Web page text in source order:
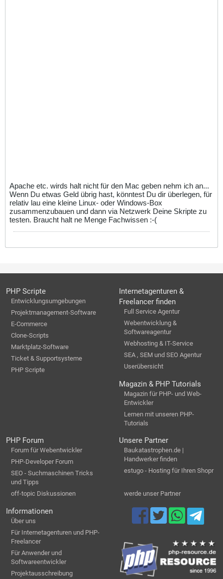
Apache etc. wirds halt nicht für den Mac geben nehm ich an...
Wenn Du etwas Geld übrig hast, könntest Du dir überlegen, für
relativ lau eine kleine Linux- oder Windows-Box
zusammenzubauen und dann via Netzwerk Deine Skripte zu
testen. Braucht halt ne Menge Fachwissen :-(
PHP Scripte
Entwicklungsumgebungen
Projektmanagement-Software
E-Commerce
Clone-Scripts
Marktplatz-Software
Ticket & Supportsysteme
PHP Scripte
Internetagenturen &
Freelancer finden
Full Service Agentur
Webentwicklung &
Softwareagentur
Webhosting & IT-Service
SEA , SEM und SEO Agentur
Userübersicht
Magazin & PHP Tutorials
Magazin für PHP- und Web-
Entwickler
Lernen mit unseren PHP-
Tutorials
PHP Forum
Forum für Webentwickler
PHP-Developer Forum
SEO - Suchmaschinen Tricks
und Tipps
off-topic Diskussionen
Unsere Partner
Baukatastrophen.de |
Handwerker finden
estugo - Hosting für Ihren Shopr
werde unser Partner
Informationen
Über uns
Für Internetagenturen und PHP-
Freelancer
Für Anwender und
Softwareentwickler
Projektausschreibung